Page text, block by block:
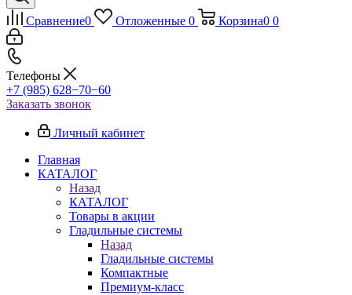
Сравнение0 Отложенные 0 Корзина0 0
Телефоны
+7 (985) 628−70−60
Заказать звонок
Личный кабинет
Главная
КАТАЛОГ
Назад
КАТАЛОГ
Товары в акции
Гладильные системы
Назад
Гладильные системы
Компактные
Премиум-класс